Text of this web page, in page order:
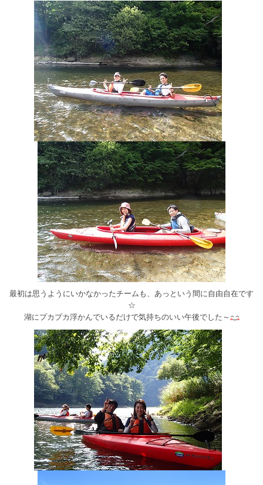
最初は思うようにいかなかったチームも、あっという間に自由自在です
☆
湖にプカプカ浮かんでいるだけで気持ちのいい午後でした～